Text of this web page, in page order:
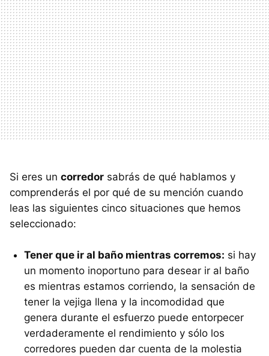
Si eres un corredor sabrás de qué hablamos y
comprenderás el por qué de su mención cuando
leas las siguientes cinco situaciones que hemos
seleccionado:
Tener que ir al baño mientras corremos: si hay
un momento inoportuno para desear ir al baño
es mientras estamos corriendo, la sensación de
tener la vejiga llena y la incomodidad que
genera durante el esfuerzo puede entorpecer
verdaderamente el rendimiento y sólo los
corredores pueden dar cuenta de la molestia